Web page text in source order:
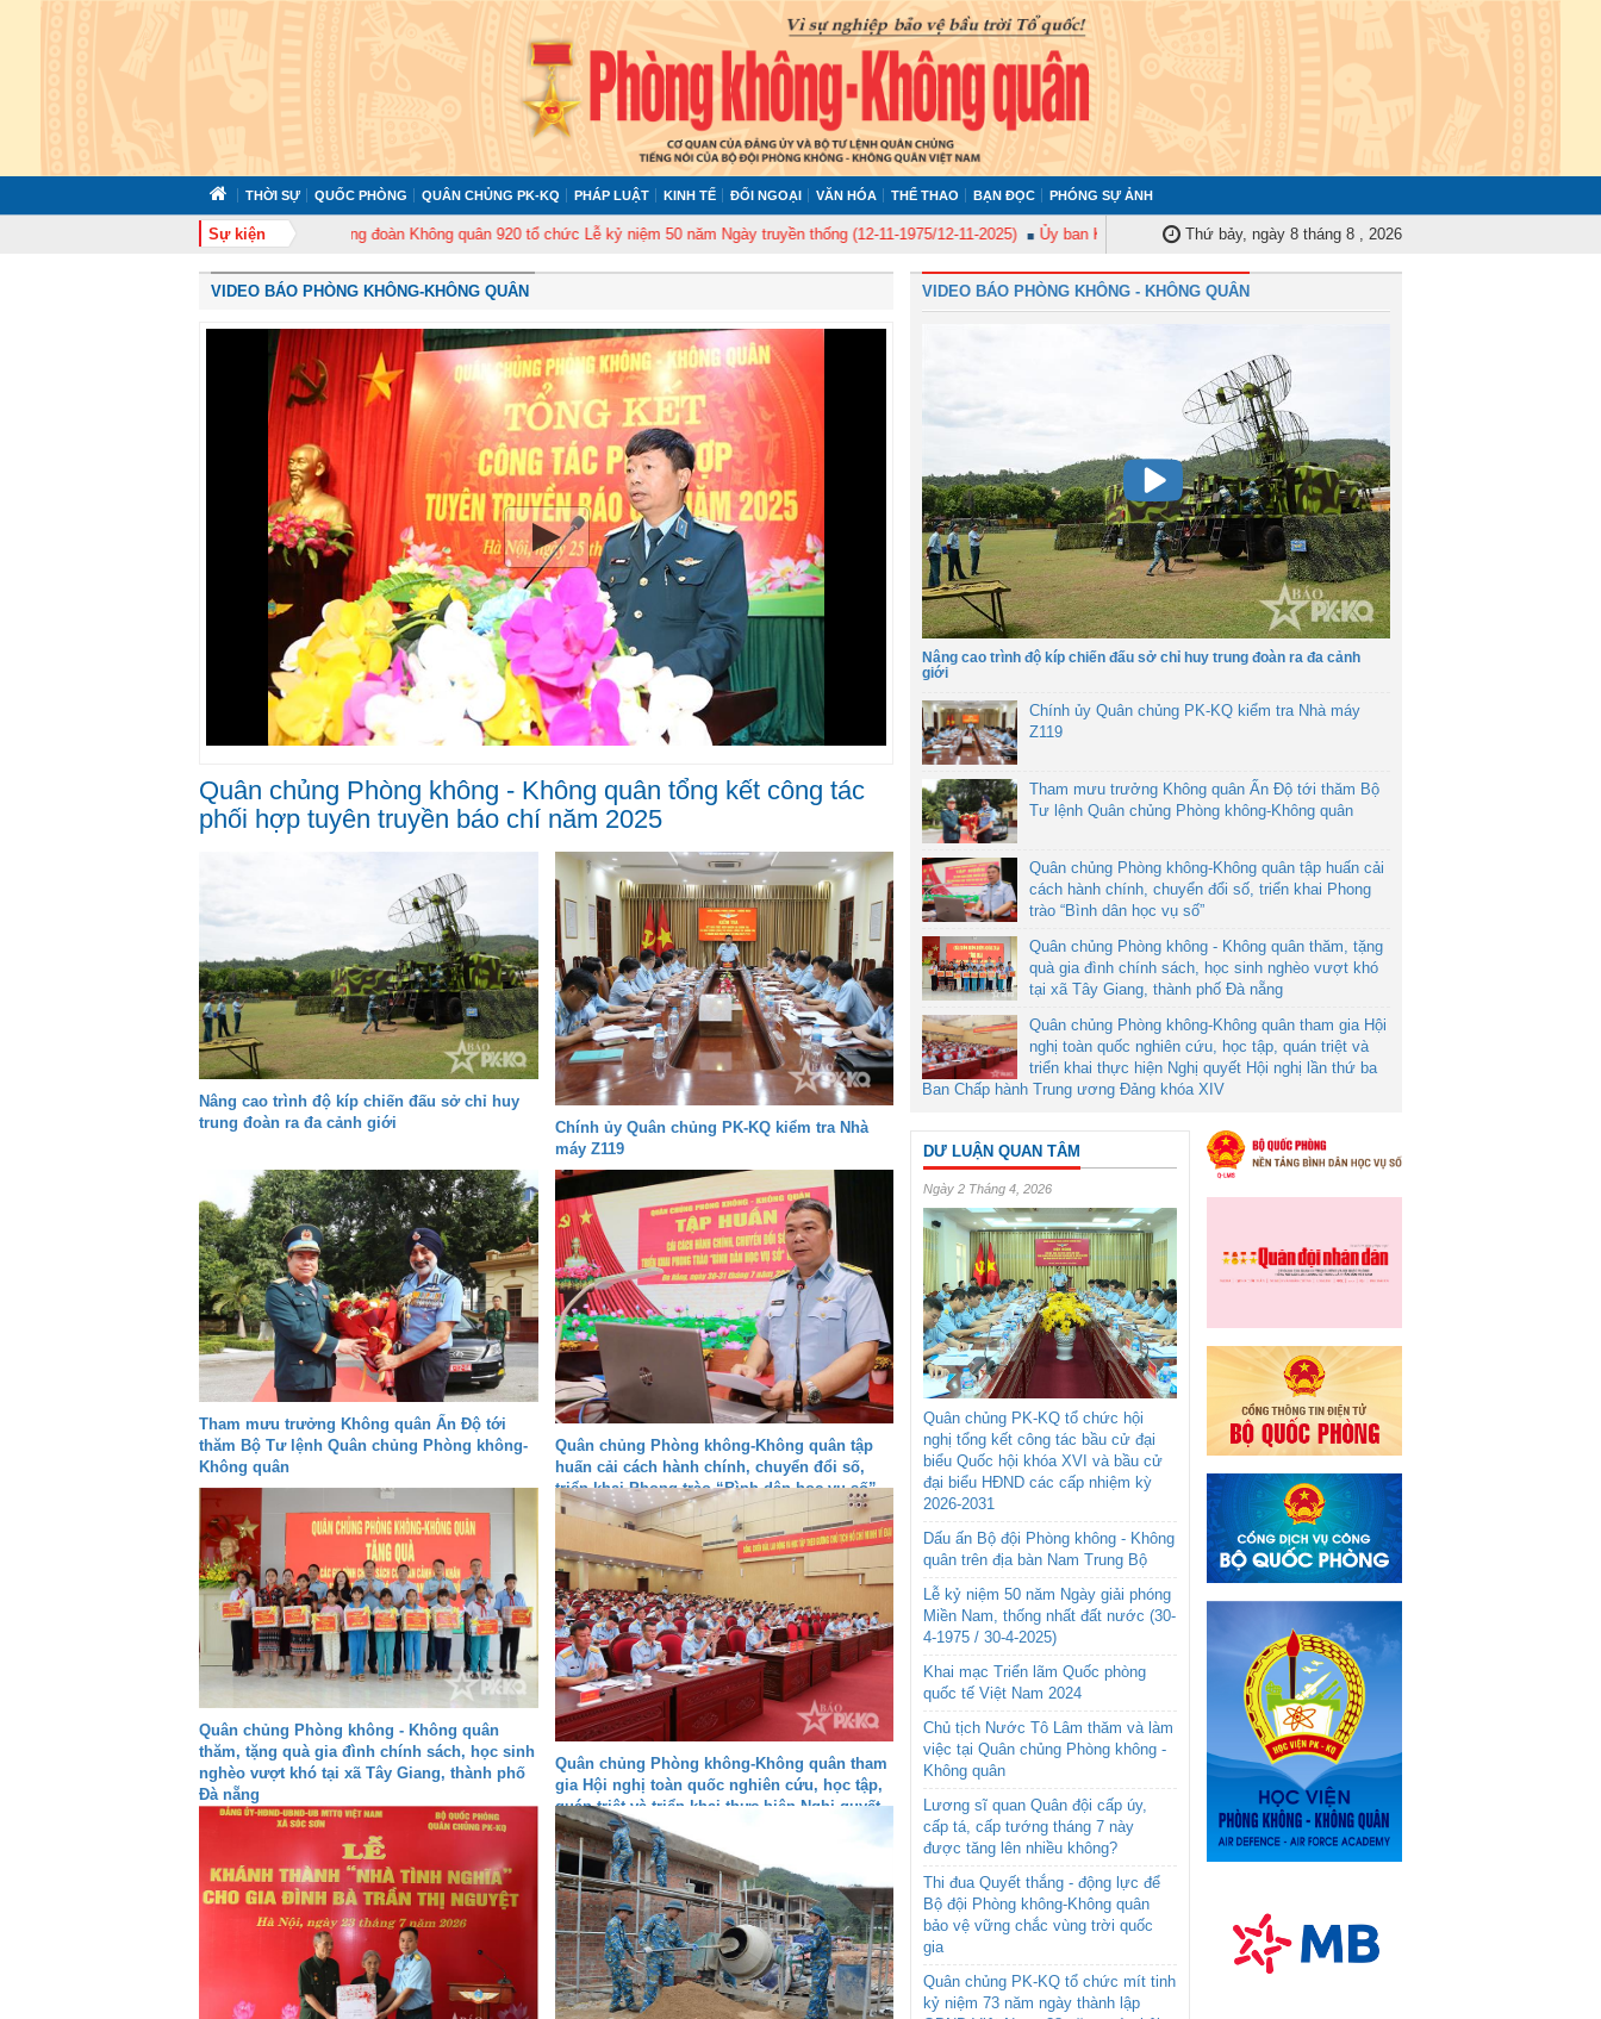
THỜI SỰ QUỐC PHÒNG QUÂN CHỦNG PK-KQ PHÁP LUẬT KINH TẾ ĐỐI NGOẠI VĂN HÓA THỂ THAO BẠN ĐỌC PHÓNG SỰ ẢNH
Sự kiện
chức tập huấn cán bộ năm 2026 Trung đoàn Không quân 920 tổ chức Lễ kỷ niệm 50 năm Ngày truyền thống (12-11-1975/12-11-2025) Ủy ban Kiểm tra Quân ủy Trung ương tập huấn nghiệp vụ công tác kiểm tra, giám sát
Thứ bảy, ngày 8 tháng 8 , 2026
VIDEO BÁO PHÒNG KHÔNG-KHÔNG QUÂN
Quân chủng Phòng không - Không quân tổng kết công tác
phối hợp tuyên truyền báo chí năm 2025
Nâng cao trình độ kíp chiến đấu sở chỉ huy
trung đoàn ra đa cảnh giới
Chính ủy Quân chủng PK-KQ kiểm tra Nhà
máy Z119
Tham mưu trưởng Không quân Ấn Độ tới
thăm Bộ Tư lệnh Quân chủng Phòng không-
Không quân
Quân chủng Phòng không-Không quân tập
huấn cải cách hành chính, chuyển đổi số,
triển khai Phong trào “Bình dân học vụ số”
Quân chủng Phòng không - Không quân
thăm, tặng quà gia đình chính sách, học sinh
nghèo vượt khó tại xã Tây Giang, thành phố
Đà nẵng
Quân chủng Phòng không-Không quân tham
gia Hội nghị toàn quốc nghiên cứu, học tập,
quán triệt và triển khai thực hiện Nghị quyết
Hội nghị lần thứ ba Ban Chấp hành Trung
ương Đảng khóa XIV
VIDEO BÁO PHÒNG KHÔNG - KHÔNG QUÂN
Nâng cao trình độ kíp chiến đấu sở chỉ huy trung đoàn ra đa cảnh
giới
Chính ủy Quân chủng PK-KQ kiểm tra Nhà máy
Z119
Tham mưu trưởng Không quân Ấn Độ tới thăm Bộ
Tư lệnh Quân chủng Phòng không-Không quân
Quân chủng Phòng không-Không quân tập huấn cải
cách hành chính, chuyển đổi số, triển khai Phong
trào “Bình dân học vụ số”
Quân chủng Phòng không - Không quân thăm, tặng
quà gia đình chính sách, học sinh nghèo vượt khó
tại xã Tây Giang, thành phố Đà nẵng
Quân chủng Phòng không-Không quân tham gia Hội
nghị toàn quốc nghiên cứu, học tập, quán triệt và
triển khai thực hiện Nghị quyết Hội nghị lần thứ ba
Ban Chấp hành Trung ương Đảng khóa XIV
DƯ LUẬN QUAN TÂM
Ngày 2 Tháng 4, 2026
Quân chủng PK-KQ tổ chức hội
nghị tổng kết công tác bầu cử đại
biểu Quốc hội khóa XVI và bầu cử
đại biểu HĐND các cấp nhiệm kỳ
2026-2031
Dấu ấn Bộ đội Phòng không - Không
quân trên địa bàn Nam Trung Bộ
Lễ kỷ niệm 50 năm Ngày giải phóng
Miền Nam, thống nhất đất nước (30-
4-1975 / 30-4-2025)
Khai mạc Triển lãm Quốc phòng
quốc tế Việt Nam 2024
Chủ tịch Nước Tô Lâm thăm và làm
việc tại Quân chủng Phòng không -
Không quân
Lương sĩ quan Quân đội cấp úy,
cấp tá, cấp tướng tháng 7 này
được tăng lên nhiều không?
Thi đua Quyết thắng - động lực để
Bộ đội Phòng không-Không quân
bảo vệ vững chắc vùng trời quốc
gia
Quân chủng PK-KQ tổ chức mít tinh
kỷ niệm 73 năm ngày thành lập